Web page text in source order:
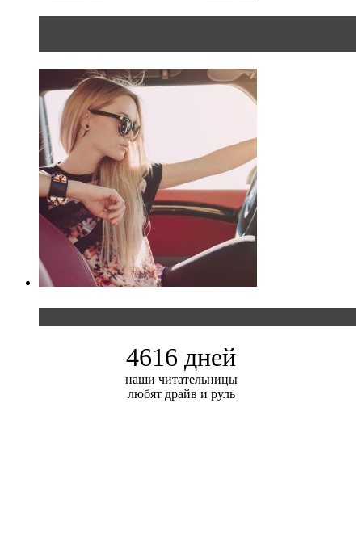
4616 дней
наши читательницы
любят драйв и руль